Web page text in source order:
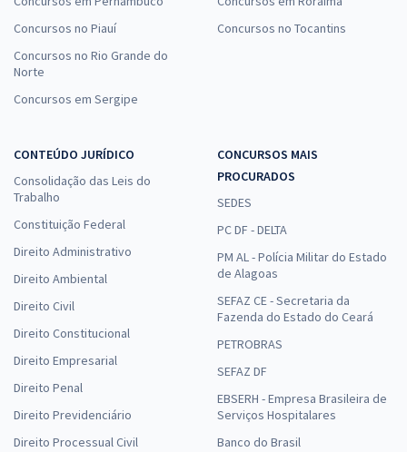
Concursos no Piauí
Concursos no Rio Grande do
Norte
Concursos em Sergipe
Concursos no Tocantins
CONTEÚDO JURÍDICO
Consolidação das Leis do
Trabalho
Constituição Federal
Direito Administrativo
Direito Ambiental
Direito Civil
Direito Constitucional
Direito Empresarial
Direito Penal
Direito Previdenciário
Direito Processual Civil
CONCURSOS MAIS
PROCURADOS
SEDES
PC DF - DELTA
PM AL - Polícia Militar do Estado
de Alagoas
SEFAZ CE - Secretaria da
Fazenda do Estado do Ceará
PETROBRAS
SEFAZ DF
EBSERH - Empresa Brasileira de
Serviços Hospitalares
Banco do Brasil